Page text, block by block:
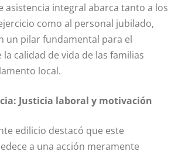
asistencia integral abarca tanto a los
como al personal jubilado,
un pilar fundamental para el
calidad de vida de las familias
local.
Justicia laboral y motivación
edilicio destacó que este
a una acción meramente